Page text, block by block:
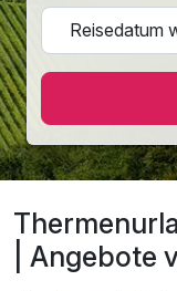
| Angebote